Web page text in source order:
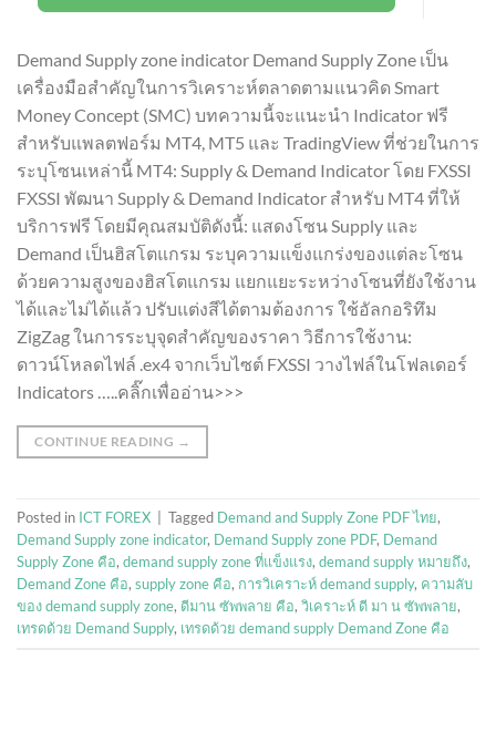
Demand Supply zone indicator Demand Supply Zone เป็น
เครื่องมือสำคัญในการวิเคราะห์ตลาดตามแนวคิด Smart
Money Concept (SMC) บทความนี้จะแนะนำ Indicator ฟรี
สำหรับแพลตฟอร์ม MT4, MT5 และ TradingView ที่ช่วยในการ
ระบุโซนเหล่านี้ MT4: Supply & Demand Indicator โดย FXSSI
FXSSI พัฒนา Supply & Demand Indicator สำหรับ MT4 ที่ให้
บริการฟรี โดยมีคุณสมบัติดังนี้: แสดงโซน Supply และ
Demand เป็นฮิสโตแกรม ระบุความแข็งแกร่งของแต่ละโซน
ด้วยความสูงของฮิสโตแกรม แยกแยะระหว่างโซนที่ยังใช้งาน
ได้และไม่ได้แล้ว ปรับแต่งสีได้ตามต้องการ ใช้อัลกอริทึม
ZigZag ในการระบุจุดสำคัญของราคา วิธีการใช้งาน:
ดาวน์โหลดไฟล์ .ex4 จากเว็บไซต์ FXSSI วางไฟล์ในโฟลเดอร์
Indicators …..คลิ๊กเพื่ออ่าน>>>
CONTINUE READING →
Posted in ICT FOREX Tagged Demand and Supply Zone PDF ไทย,
Demand Supply zone indicator, Demand Supply zone PDF, Demand
Supply Zone คือ, demand supply zone ที่แข็งแรง, demand supply หมายถึง,
Demand Zone คือ, supply zone คือ, การวิเคราะห์ demand supply, ความลับ
ของ demand supply zone, ดีมาน ซัพพลาย คือ, วิเคราะห์ ดี มา น ซัพพลาย,
เทรดด้วย Demand Supply, เทรดด้วย demand supply Demand Zone คือ